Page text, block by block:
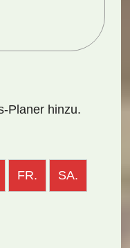
Planer hinzu.
FR. SA.